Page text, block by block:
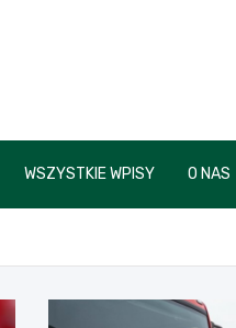
WSZYSTKIE WPISY O NAS